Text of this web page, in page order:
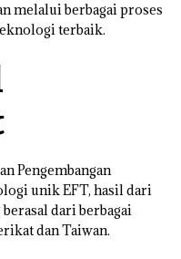
melalui berbagai proses
terbaik.
Pengembangan
unik EFT, hasil dari
dari berbagai
dan Taiwan.